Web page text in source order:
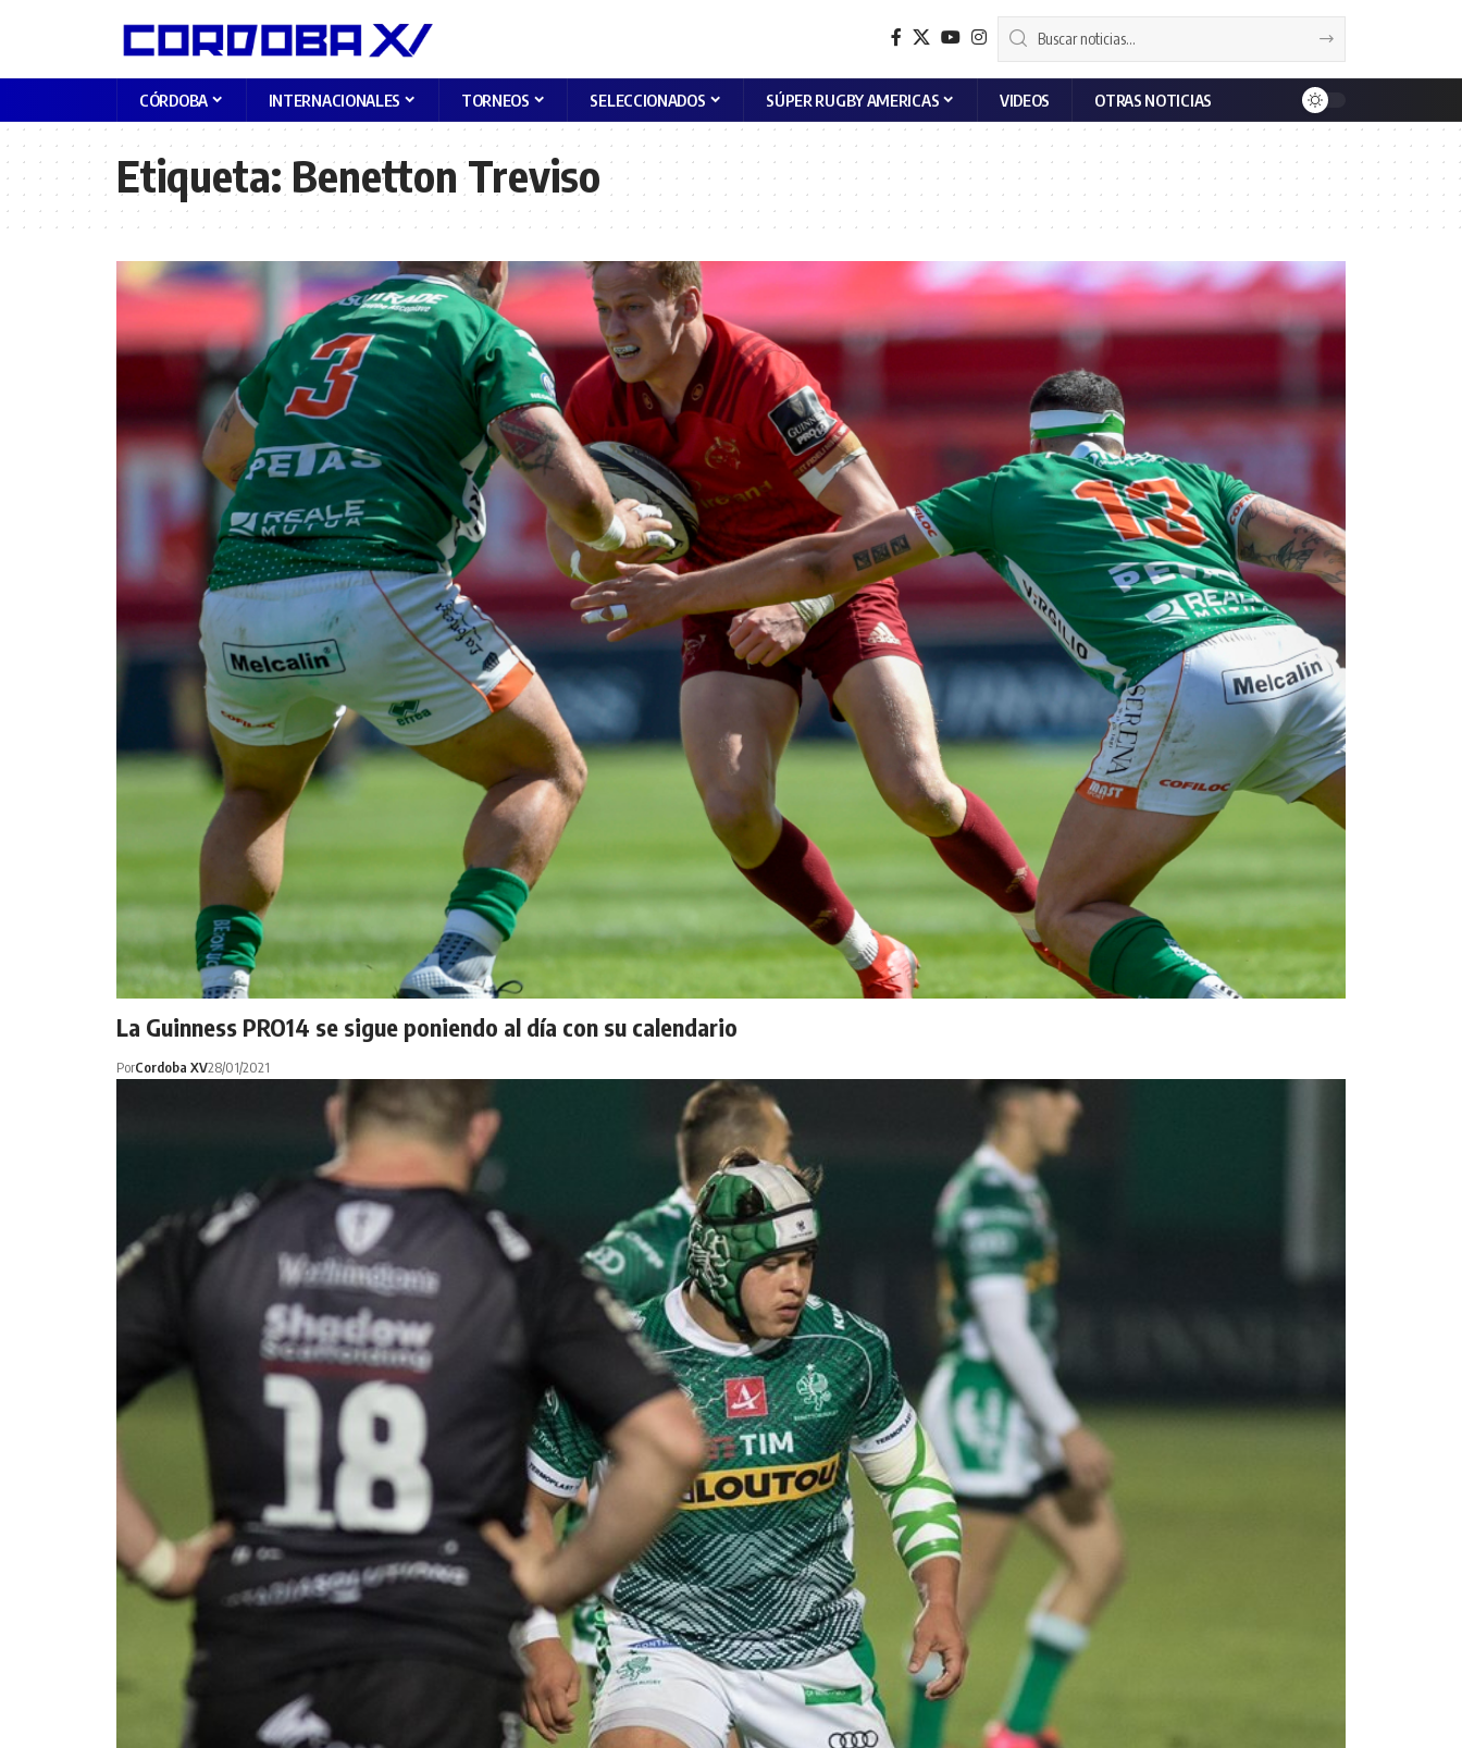
CÓRDOBA INTERNACIONALES TORNEOS SELECCIONADOS SÚPER RUGBY AMERICAS VIDEOS OTRAS NOTICIAS
Etiqueta:Benetton Treviso
La Guinness PRO14 se sigue poniendo al día con su calendario
PorCordoba XV28/01/2021